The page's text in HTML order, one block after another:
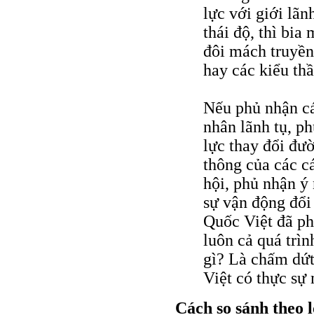
lực với giới
thái độ, thì bia
đôi mách
hay các kiểu
Nếu phủ nhận
nhân lãnh tụ,
lực thay đổi
thông của các
hội, phủ nhận ý
sự vận động
Quốc Việt đã
luôn cả quá
gì? Là chấm
Việt có thực sự
Cách so sánh theo